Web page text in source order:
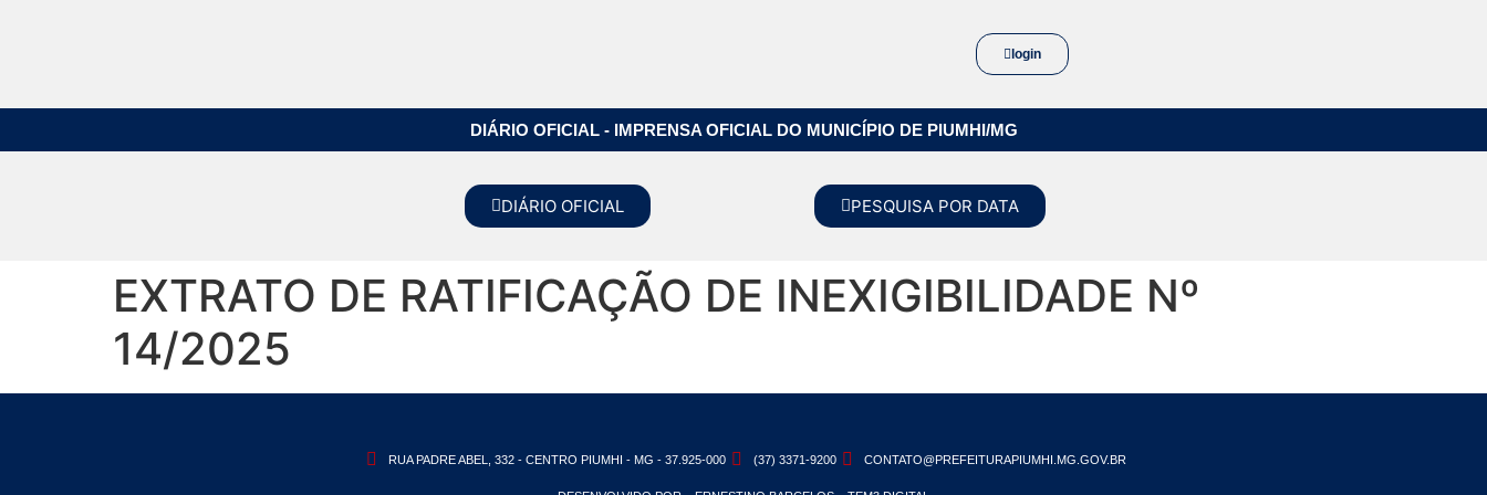
login
DIÁRIO OFICIAL - IMPRENSA OFICIAL DO MUNICÍPIO DE PIUMHI/MG
DIÁRIO OFICIAL PESQUISA POR DATA
EXTRATO DE RATIFICAÇÃO DE INEXIGIBILIDADE Nº
14/2025
RUA PADRE ABEL, 332 - CENTRO PIUMHI - MG - 37.925-000 (37) 3371-9200 CONTATO@PREFEITURAPIUMHI.MG.GOV.BR